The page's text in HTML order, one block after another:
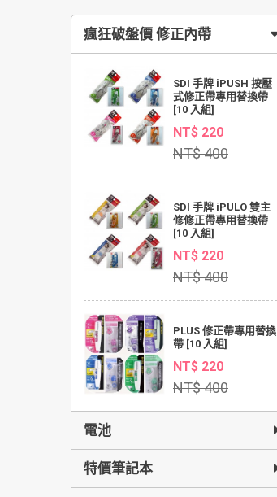
瘋狂破盤價 修正內帶
SDI 手牌 iPUSH 按壓
式修正帶專用替換帶
[10 入組]
NT$ 220
NT$ 400
SDI 手牌 iPULO 雙主
修修正帶專用替換帶
[10 入組]
NT$ 220
NT$ 400
PLUS 修正帶專用替換
帶 [10 入組]
NT$ 220
NT$ 400
電池
特價筆記本